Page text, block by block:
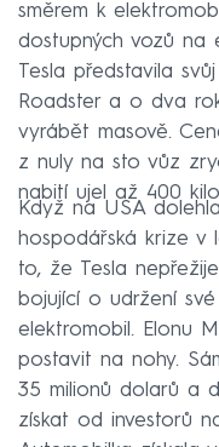
směrem k
dostupných vozů na
Tesla představila
Roadster a o dva
vyrábět masově.
z nuly na sto vůz
nabití ujel až 400
Když na USA
hospodářská krize
to, že Tesla
bojující o udržení
elektromobil. Elonu
postavit na nohy.
35 milionů dolarů a
získat od investorů